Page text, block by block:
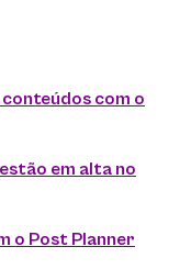
com o
em alta no
o Post Planner